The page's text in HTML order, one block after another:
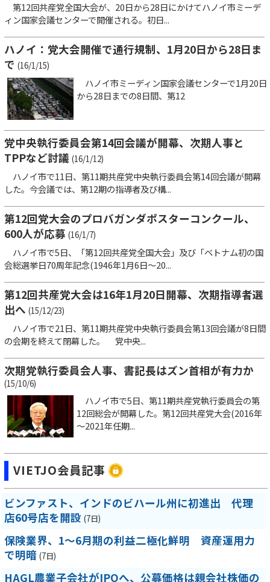
第12回共産党全国大会が、20日から28日にかけてハノイ市ミーデ
ィン国家会議センターで開催される。初日...
ハノイ：党大会開催で通行規制、1月20日から28日ま
で (16/1/15)
ハノイ市ミーディン国家会議センターで1月20日
から28日までの8日間、第12
党中央執行委員会第14回会議が開幕、次期人事と
TPPなど討議 (16/1/12)
ハノイ市で11日、第11期共産党中央執行委員会第14回会議が開幕
した。今会議では、第12期の指導者及び構...
第12回党大会のプロバガンダポスターコンクール、
600人が応募 (16/1/7)
ハノイ市で5日、「第12回共産党全国大会」及び「ベトナム初の国
会総選挙日70周年記念(1946年1月6日～20...
第12回共産党大会は16年1月20日開幕、次期指導者選
出へ (15/12/23)
ハノイ市で21日、第11期共産党中央執行委員会第13回会議が8日間
の会期を終えて閉幕した。 党中央...
次期党執行委員会人事、書記長はズン首相が有力か
(15/10/6)
ハノイ市で5日、第11期共産党執行委員会の第
12回総会が開幕した。第12回共産党大会(2016年
～2021年任期...
VIETJO会員記事
ビンファスト、インドのビハール州に初進出 代理
店60号店を開設 (7日)
保険業界、1～6月期の利益二極化鮮明 資産運用力
で明暗 (7日)
HAGL農業子会社がIPOへ、公募価格は親会社株価の